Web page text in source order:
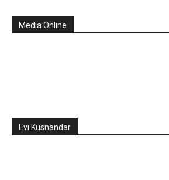
Media Online
Evi Kusnandar